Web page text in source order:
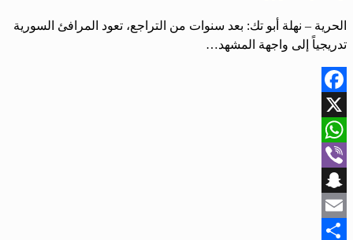
الحرية – نهلة أبو تك: بعد سنوات من التراجع، تعود المرافئ السورية
تدريجياً إلى واجهة المشهد…
Facebook
X
WhatsApp
Viber
Snapchat
Email